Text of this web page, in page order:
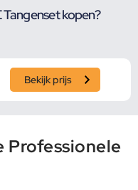
kopen?
Bekijk prijs
Professionele